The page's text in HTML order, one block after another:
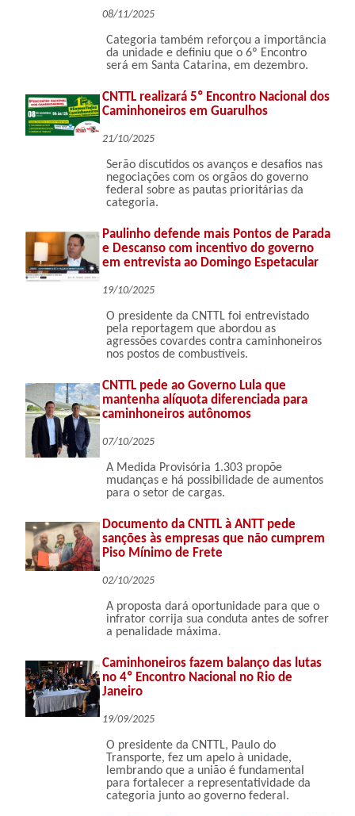
08/11/2025
Categoria também reforçou a importância
da unidade e definiu que o 6º Encontro
será em Santa Catarina, em dezembro.
CNTTL realizará 5º Encontro Nacional dos
Caminhoneiros em Guarulhos
21/10/2025
Serão discutidos os avanços e desafios nas
negociações com os orgãos do governo
federal sobre as pautas prioritárias da
categoria.
Paulinho defende mais Pontos de Parada
e Descanso com incentivo do governo
em entrevista ao Domingo Espetacular
19/10/2025
O presidente da CNTTL foi entrevistado
pela reportagem que abordou as
agressões covardes contra caminhoneiros
nos postos de combustíveis.
CNTTL pede ao Governo Lula que
mantenha alíquota diferenciada para
caminhoneiros autônomos
07/10/2025
A Medida Provisória 1.303 propõe
mudanças e há possibilidade de aumentos
para o setor de cargas.
Documento da CNTTL à ANTT pede
sanções às empresas que não cumprem
Piso Mínimo de Frete
02/10/2025
A proposta dará oportunidade para que o
infrator corrija sua conduta antes de sofrer
a penalidade máxima.
Caminhoneiros fazem balanço das lutas
no 4º Encontro Nacional no Rio de
Janeiro
19/09/2025
O presidente da CNTTL, Paulo do
Transporte, fez um apelo à unidade,
lembrando que a união é fundamental
para fortalecer a representatividade da
categoria junto ao governo federal.